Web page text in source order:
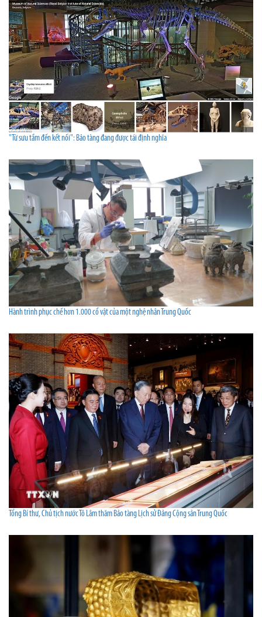
"Từ sưu tầm đến kết nối": Bảo tàng đang được tái định nghĩa
Hành trình phục chế hơn 1.000 cổ vật của một nghệ nhân Trung Quốc
Tổng Bí thư, Chủ tịch nước Tô Lâm thăm Bảo tàng Lịch sử Đảng Cộng sản Trung Quốc